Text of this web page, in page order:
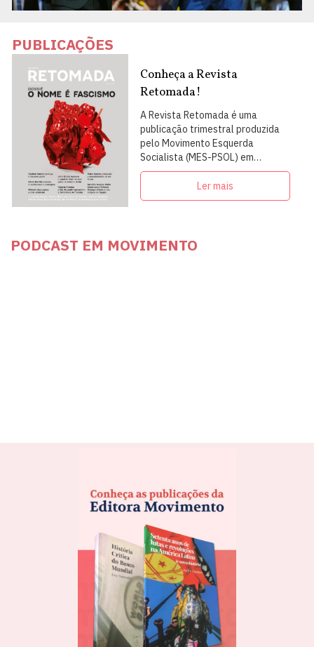
PUBLICAÇÕES
Conheça a Revista
Retomada!
A Revista Retomada é uma
publicação trimestral produzida
pelo Movimento Esquerda
Socialista (MES-PSOL) em
articulação com intelectuais,
militantes e artistas
Ler mais
PODCAST EM MOVIMENTO